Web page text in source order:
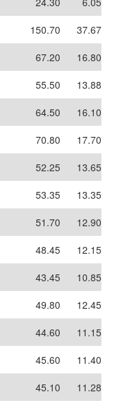
150.70
37.67
67.20
16.80
55.50
13.88
64.50
16.10
70.80
17.70
52.25
13.65
53.35
13.35
51.70
12.90
48.45
12.15
43.45
10.85
49.80
12.45
44.60
11.15
45.60
11.40
45.10
11.28